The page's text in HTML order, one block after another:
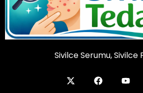
Sivilce Serumu, Sivilce
Cilt Serumu
Salisilik Asit
Sivilce Peelingi
Sivilce Serumu